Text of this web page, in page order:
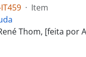
· Item
Thom, [feita por